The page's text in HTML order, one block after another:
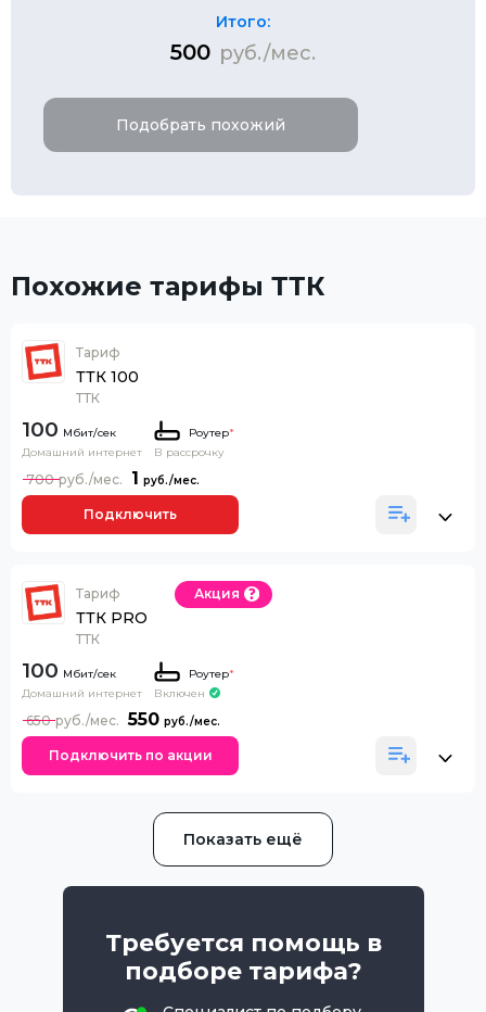
Итого:
500 руб./мес.
Подобрать похожий
Похожие тарифы ТТК
Тариф
ТТК 100
ТТК
100
Домашний интернет
Роутер*
В рассрочку
1
700
Подключить
Тариф
ТТК PRO
ТТК
Акция
100
Домашний интернет
Роутер*
Включен
550
650
Подключить по акции
Показать ещё
Требуется помощь в
подборе тарифа?